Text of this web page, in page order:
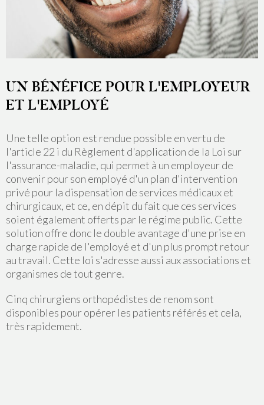
UN BÉNÉFICE POUR L'EMPLOYEUR
ET L'EMPLOYÉ
Une telle option est rendue possible en vertu de
l'article 22 i du Règlement d'application de la Loi sur
l'assurance-maladie, qui permet à un employeur de
convenir pour son employé d'un plan d'intervention
privé pour la dispensation de services médicaux et
chirurgicaux, et ce, en dépit du fait que ces services
soient également offerts par le régime public. Cette
solution offre donc le double avantage d'une prise en
charge rapide de l'employé et d'un plus prompt retour
au travail. Cette loi s'adresse aussi aux associations et
organismes de tout genre.
Cinq chirurgiens orthopédistes de renom sont
disponibles pour opérer les patients référés et cela,
très rapidement.